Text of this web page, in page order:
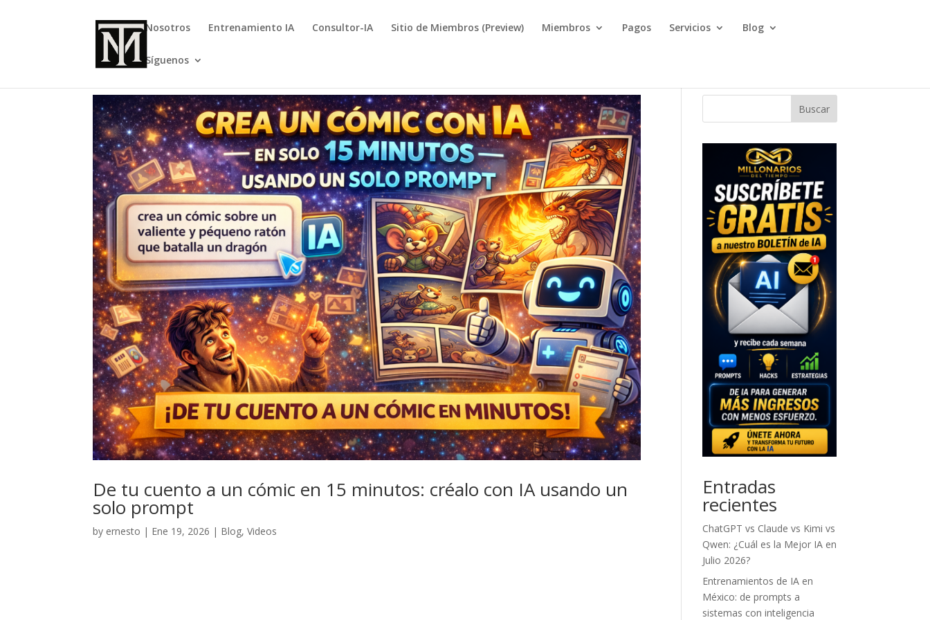
Nosotros Entrenamiento IA Consultor-IA Sitio de Miembros (Preview) Miembros Pagos Servicios Blog
Síguenos
De tu cuento a un cómic en 15 minutos: créalo con IA usando un
solo prompt
by ernesto | Ene 19, 2026 | Blog,Videos
Buscar
Entradas
recientes
ChatGPT vs Claude vs Kimi vs
Qwen: ¿Cuál es la Mejor IA en
Julio 2026?
Entrenamientos de IA en
México: de prompts a
sistemas con inteligencia